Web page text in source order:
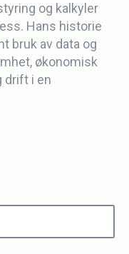
og kalkyler
Hans historie
bruk av data og
økonomisk
drift i en